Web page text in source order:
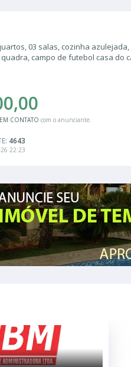
03 salas, cozinha
campo de futebol casa do
CONTATO com o anunciante.
4643
22:23